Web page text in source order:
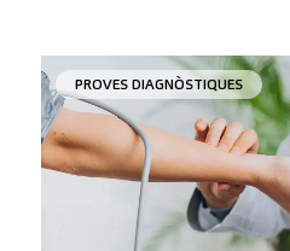
PROVES DIAGNÒSTIQUES